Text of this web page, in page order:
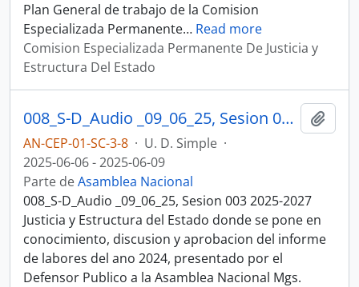
Plan General de trabajo de la Comision
Especializada Permanente… Read more
Comision Especializada Permanente De Justicia y
Estructura Del Estado
008_S-D_Audio _09_06_25, Sesion 003 Justicia y Estructura del Estado
AN-CEP-01-SC-3-8 · U. D. Simple ·
2025-06-06 - 2025-06-09
Parte deAsamblea Nacional
008_S-D_Audio _09_06_25, Sesion 003 2025-2027
Justicia y Estructura del Estado donde se pone en
conocimiento, discusion y aprobacion del informe
de labores del ano 2024, presentado por el
Defensor Publico a la Asamblea Nacional Mgs.